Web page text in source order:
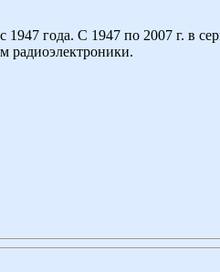
года. С 1947 по 2007 г. в
радиоэлектроники.